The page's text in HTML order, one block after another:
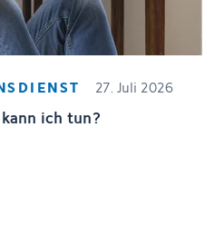
27. Juli 2026
ich tun?